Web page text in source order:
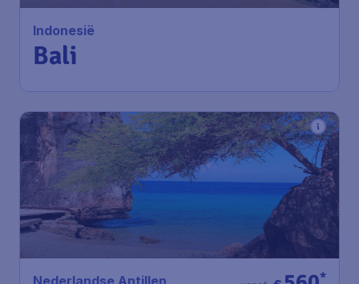
Airport Schiphol
Nederlandse Antillen *